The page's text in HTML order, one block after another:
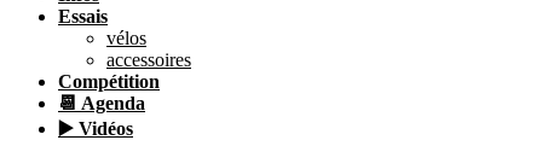
Essais
vélos
accessoires
Compétition
📆 Agenda
▶️ Vidéos